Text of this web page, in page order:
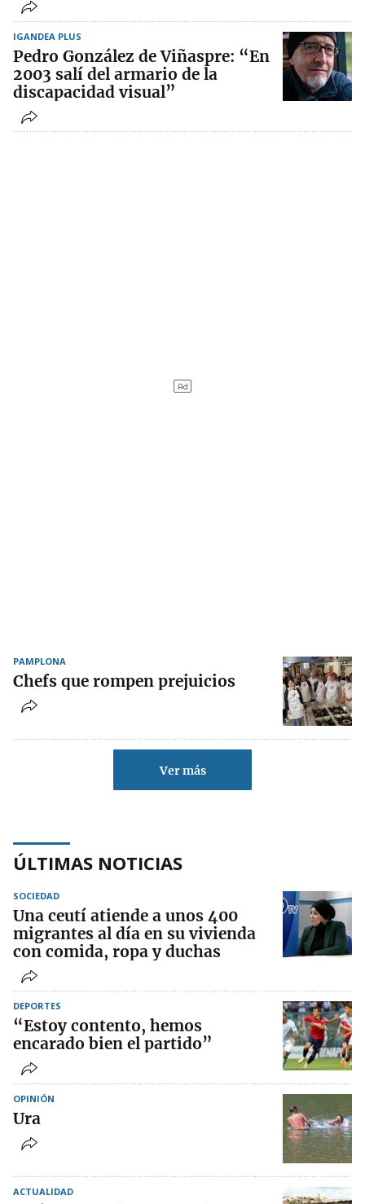
IGANDEA PLUS
Pedro González de Viñaspre: “En
2003 salí del armario de la
discapacidad visual”
PAMPLONA
Chefs que rompen prejuicios
Ver más
ÚLTIMAS NOTICIAS
SOCIEDAD
Una ceutí atiende a unos 400
migrantes al día en su vivienda
con comida, ropa y duchas
DEPORTES
“Estoy contento, hemos
encarado bien el partido”
OPINIÓN
Ura
ACTUALIDAD